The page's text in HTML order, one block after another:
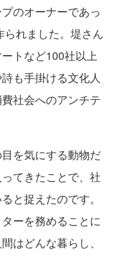
のオーナーであっ
れました。堤さん
トなど100社以上
も手掛ける文化人
社会へのアンチテ
を気にする動物だ
てきたことで、社
と捉えたのです。
ーを務めることに
はどんな暮らし、